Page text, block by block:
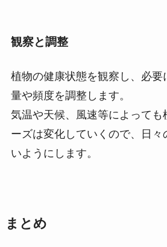
観察と調整
植物の健康状態を観察し、必要
量や頻度を調整します。
気温や天候、風速等によっても
ーズは変化していくので、日々
いようにします。
まとめ